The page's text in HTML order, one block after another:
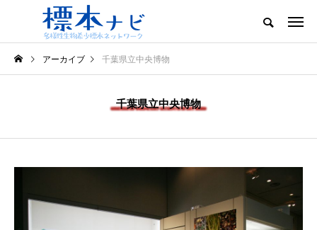
アーカイブ 千葉県立中央博物
千葉県立中央博物